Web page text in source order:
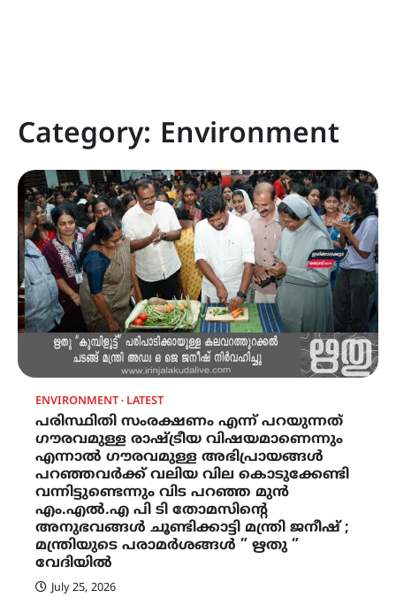
Category: Environment
ENVIRONMENT LATEST
പരിസ്ഥിതി സംരക്ഷണം എന്ന് പറയുന്നത്
ഗൗരവമുള്ള രാഷ്‌ട്രീയ വിഷയമാണെന്നും
എന്നാൽ ഗൗരവമുള്ള അഭിപ്രായങ്ങൾ
പറഞ്ഞവർക്ക് വലിയ വില കൊടുക്കേണ്ടി
വന്നിട്ടുണ്ടെന്നും വിട പറഞ്ഞ മുൻ
എം.എൽ.എ പി ടി തോമസിൻ്റെ
അനുഭവങ്ങൾ ചൂണ്ടിക്കാട്ടി മന്ത്രി ജനീഷ് ;
മന്ത്രിയുടെ പരാമർശങ്ങൾ ” ഋതു ”
വേദിയിൽ
July 25, 2026